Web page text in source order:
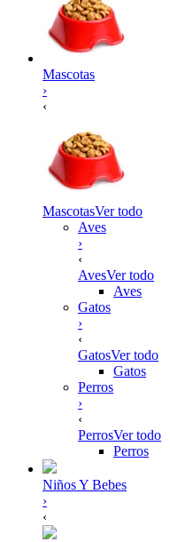
Mascotas
›
‹
MascotasVer todo
Aves
›
‹
AvesVer todo
Aves
Gatos
›
‹
GatosVer todo
Gatos
Perros
›
‹
PerrosVer todo
Perros
Niños Y Bebes
›
‹